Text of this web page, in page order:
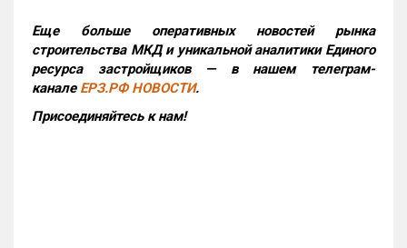
Еще больше оперативных новостей рынка
строительства МКД и уникальной аналитики Единого
ресурса застройщиков — в нашем телеграм-
канале ЕРЗ.РФ НОВОСТИ.
Присоединяйтесь к нам!